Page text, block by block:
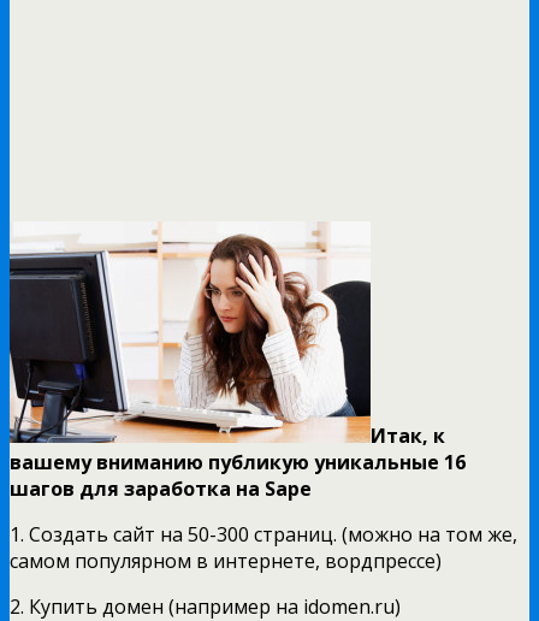
Итак, к
вашему вниманию публикую уникальные 16
шагов для заработка на Sape
1. Создать сайт на 50-300 страниц. (можно на том же,
самом популярном в интернете, вордпрессе)
2. Купить домен (например на idomen.ru)